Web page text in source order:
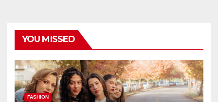
YOU MISSED
FASHION